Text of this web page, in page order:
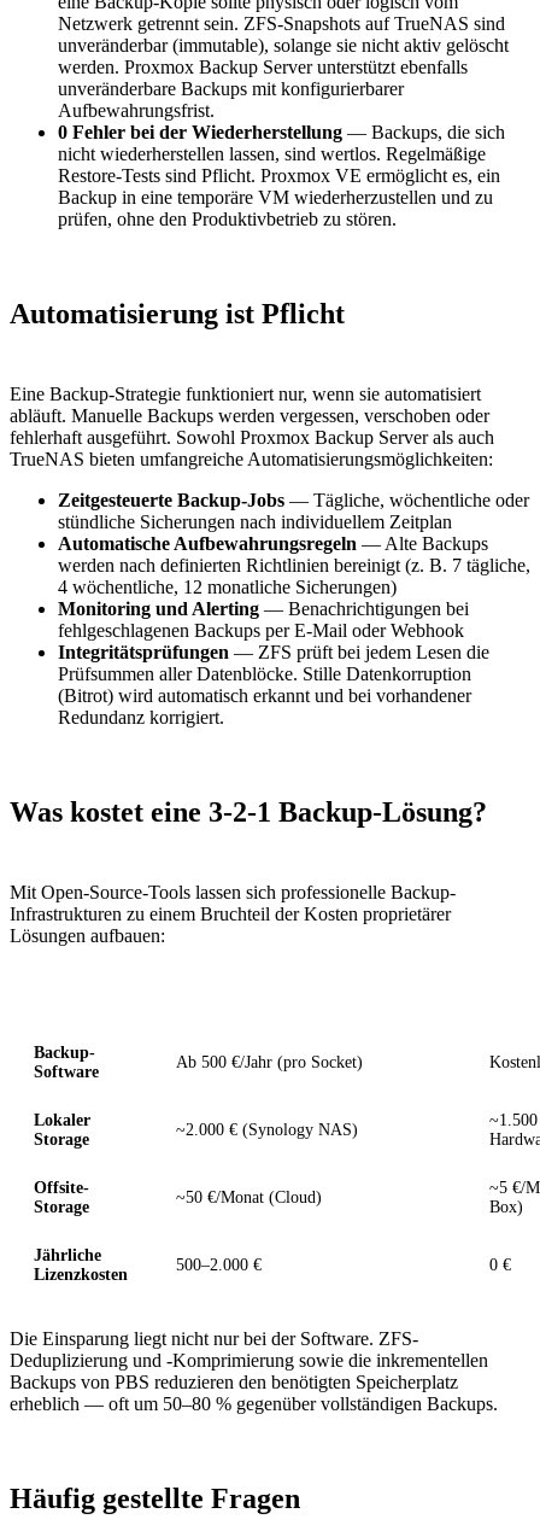
Netzwerk getrennt sein. ZFS-Snapshots auf TrueNAS sind
unveränderbar (immutable), solange sie nicht aktiv gelöscht
werden. Proxmox Backup Server unterstützt ebenfalls
unveränderbare Backups mit konfigurierbarer
Aufbewahrungsfrist.
0 Fehler bei der Wiederherstellung — Backups, die sich
nicht wiederherstellen lassen, sind wertlos. Regelmäßige
Restore-Tests sind Pflicht. Proxmox VE ermöglicht es, ein
Backup in eine temporäre VM wiederherzustellen und zu
prüfen, ohne den Produktivbetrieb zu stören.
Automatisierung ist Pflicht
Eine Backup-Strategie funktioniert nur, wenn sie automatisiert
abläuft. Manuelle Backups werden vergessen, verschoben oder
fehlerhaft ausgeführt. Sowohl Proxmox Backup Server als auch
TrueNAS bieten umfangreiche Automatisierungsmöglichkeiten:
Zeitgesteuerte Backup-Jobs — Tägliche, wöchentliche oder
stündliche Sicherungen nach individuellem Zeitplan
Automatische Aufbewahrungsregeln — Alte Backups
werden nach definierten Richtlinien bereinigt (z. B. 7 tägliche,
4 wöchentliche, 12 monatliche Sicherungen)
Monitoring und Alerting — Benachrichtigungen bei
fehlgeschlagenen Backups per E-Mail oder Webhook
Integritätsprüfungen — ZFS prüft bei jedem Lesen die
Prüfsummen aller Datenblöcke. Stille Datenkorruption
(Bitrot) wird automatisch erkannt und bei vorhandener
Redundanz korrigiert.
Was kostet eine 3-2-1 Backup-Lösung?
Mit Open-Source-Tools lassen sich professionelle Backup-
Infrastrukturen zu einem Bruchteil der Kosten proprietärer
Lösungen aufbauen:
Backup-
Software
Ab 500 €/Jahr (pro Socket)
Lokaler
Storage
~2.000 € (Synology NAS)
Offsite-
Storage
~50 €/Monat (Cloud)
~5 €/
Box)
Jährliche
Lizenzkosten
500–2.000 € 0 €
Die Einsparung liegt nicht nur bei der Software. ZFS-
Deduplizierung und -Komprimierung sowie die inkrementellen
Backups von PBS reduzieren den benötigten Speicherplatz
erheblich — oft um 50–80 % gegenüber vollständigen Backups.
Häufig gestellte Fragen